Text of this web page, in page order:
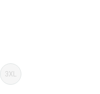
3XL